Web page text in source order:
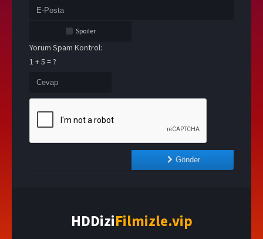
Spoiler
Yorum Spam Kontrol:
1 + 5 = ?
Gönder
HDDiziFilmizle.vip